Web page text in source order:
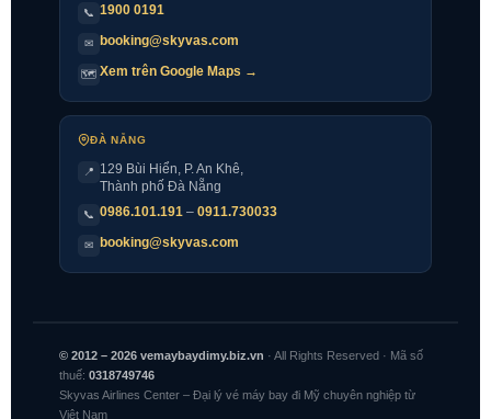
📞 1900 0191
✉ booking@skyvas.com
🗺 Xem trên Google Maps →
ĐÀ NẴNG
📍
129 Bùi Hiển, P. An Khê,
Thành phố Đà Nẵng
📞 0986.101.191 – 0911.730033
✉ booking@skyvas.com
© 2012 – 2026 vemaybaydimy.biz.vn · All Rights Reserved · Mã số
thuế: 0318749746
Skyvas Airlines Center – Đại lý vé máy bay đi Mỹ chuyên nghiệp từ
Việt Nam